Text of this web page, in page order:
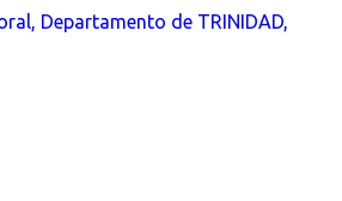
Departamento de TRINIDAD,